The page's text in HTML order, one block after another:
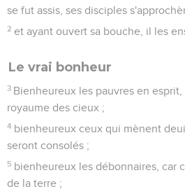
se fut assis, ses disciples
2 et ayant ouvert sa bouche, il les
Le vrai bonheur
3 Bienheureux les pauvres en
royaume des cieux ;
4 bienheureux ceux qui mènent
seront consolés ;
5 bienheureux les débonnaires, car
de la terre ;